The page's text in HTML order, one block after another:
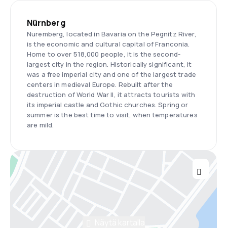
Nürnberg
Nuremberg, located in Bavaria on the Pegnitz River,
is the economic and cultural capital of Franconia.
Home to over 518,000 people, it is the second-
largest city in the region. Historically significant, it
was a free imperial city and one of the largest trade
centers in medieval Europe. Rebuilt after the
destruction of World War II, it attracts tourists with
its imperial castle and Gothic churches. Spring or
summer is the best time to visit, when temperatures
are mild.